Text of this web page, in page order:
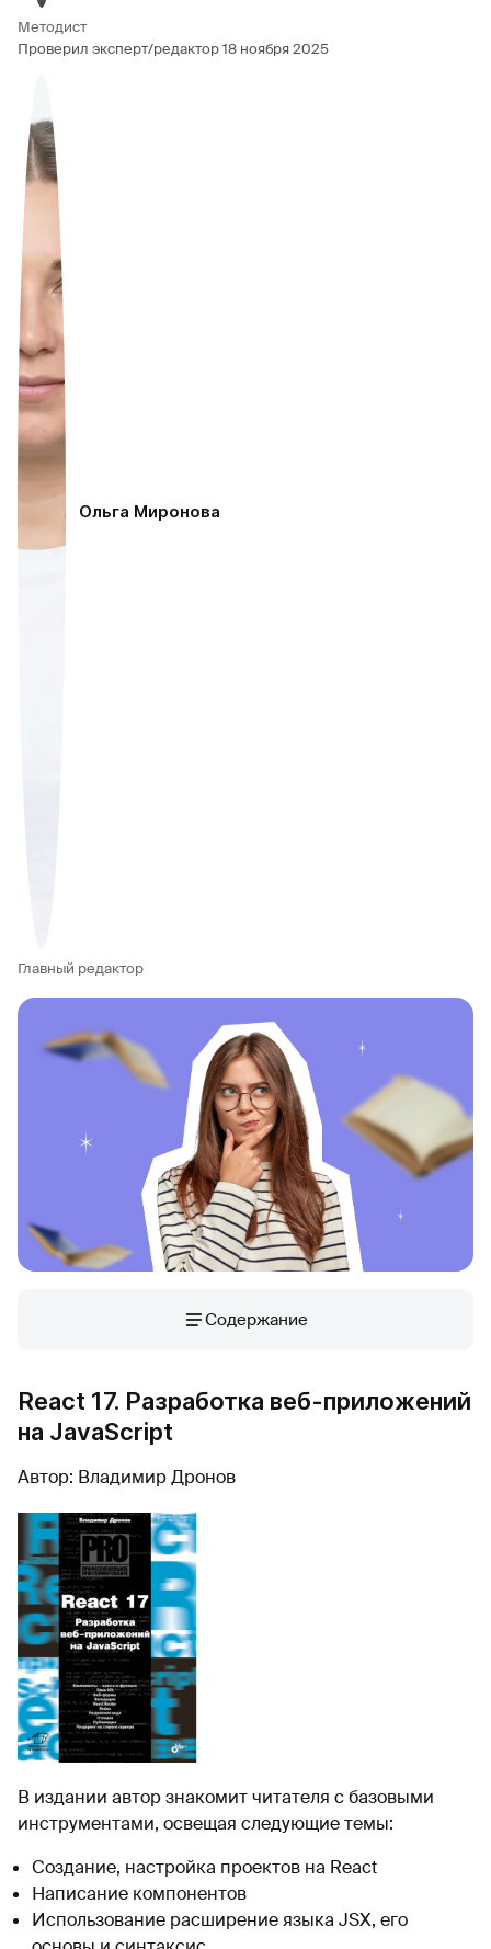
Методист
Проверил эксперт/редактор18 ноября 2025
Ольга Миронова
Главный редактор
Содержание
React 17. Разработка веб-приложений
на JavaScript
Автор: Владимир Дронов
В издании автор знакомит читателя с базовыми
инструментами, освещая следующие темы:
Создание, настройка проектов на React
Написание компонентов
Использование расширение языка JSX, его